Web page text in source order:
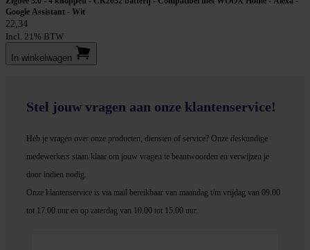
Google Assistant - Wit
22,34
Incl. 21% BTW
In winkel­wagen
Stel jouw vragen aan onze klantenservice!
Heb je vragen over onze producten, diensten of service? Onze deskundige
medewerkers staan klaar om jouw vragen te beantwoorden en verwijzen je
door indien nodig.
Onze klantenservice is via mail bereikbaar van maandag t/m vrijdag van 09.00
tot 17.00 uur en op zaterdag van 10.00 tot 15.00 uur.